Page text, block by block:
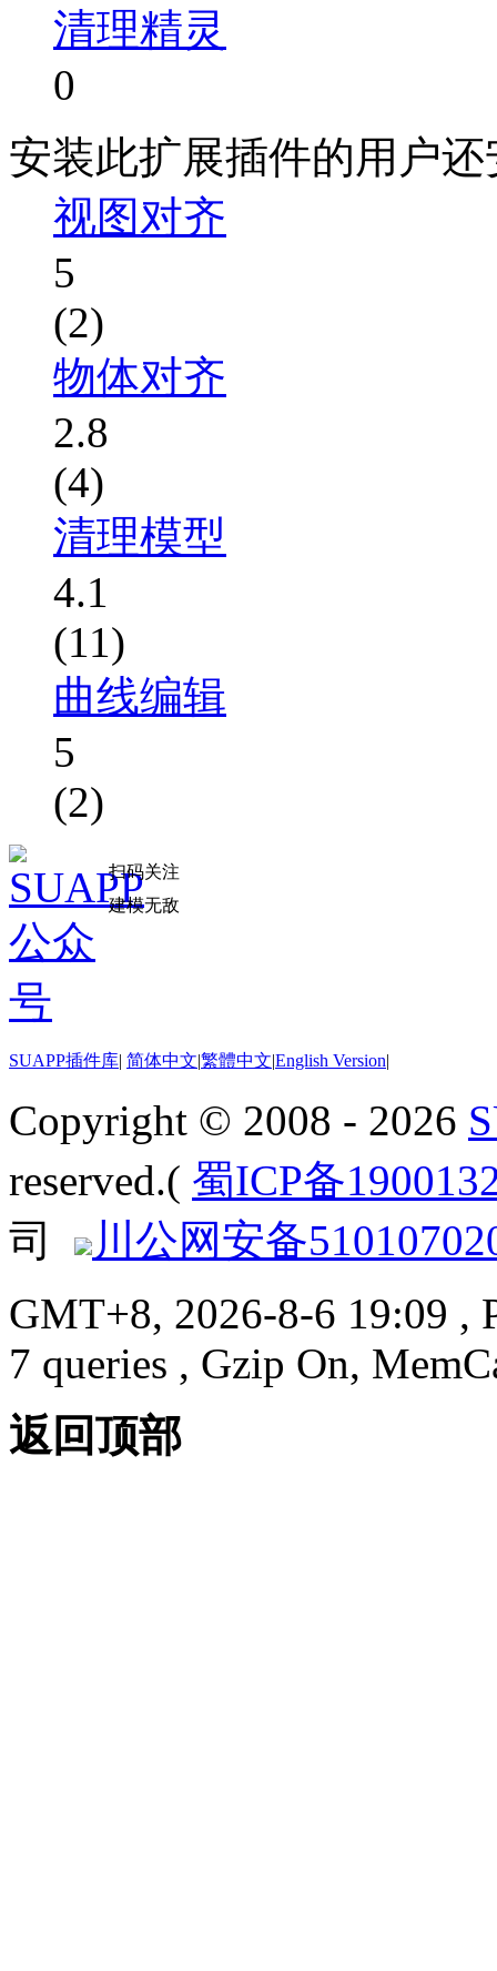
清理精灵
0
安装此扩展插件的用户
视图对齐
5
(2)
物体对齐
2.8
(4)
清理模型
4.1
(11)
曲线编辑
5
(2)
扫码关注
建模无敌
SUAPP插件库| 简体中文|繁體中文|English Version|
Copyright © 2008 - 2026
reserved.( 蜀ICP备
司
川公网安备
GMT+8, 2026-8-6 19:09 ,
7 queries , Gzip On,
返回顶部